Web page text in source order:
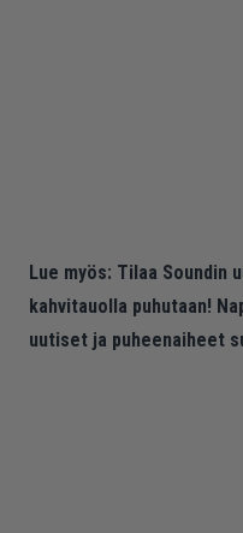
Lue myös: Tilaa Soundin
kahvitauolla puhutaan!
uutiset ja puheenaiheet